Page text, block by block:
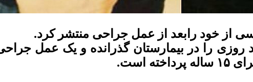
از خود رابعد از عمل جراحی منتشر کرد.
روزی را در بیمارستان گذرانده و یک عمل
است.